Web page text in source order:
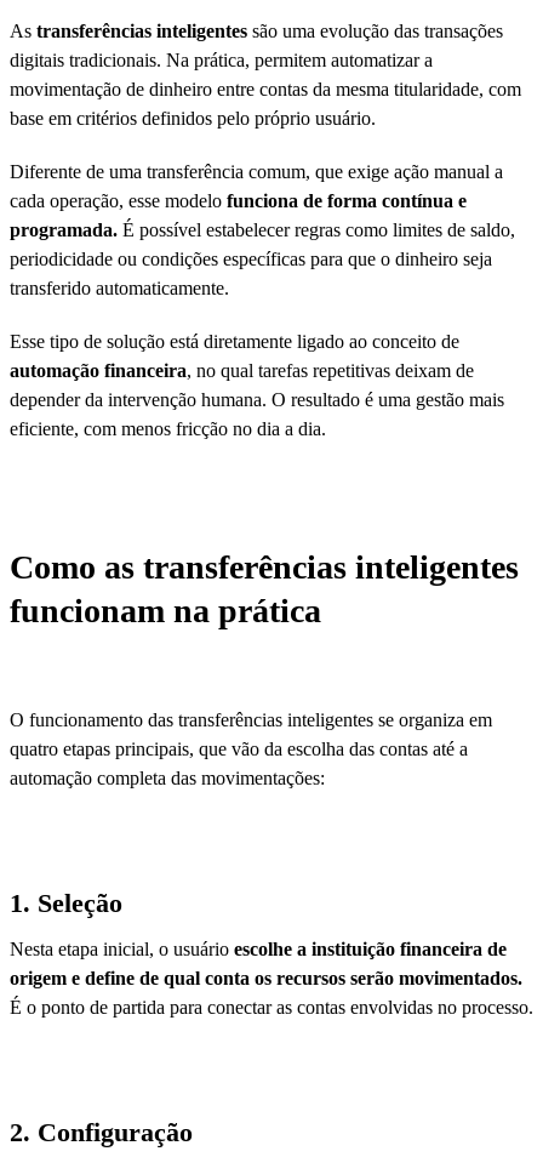
As transferências inteligentes são uma evolução das transações
digitais tradicionais. Na prática, permitem automatizar a
movimentação de dinheiro entre contas da mesma titularidade, com
base em critérios definidos pelo próprio usuário.
Diferente de uma transferência comum, que exige ação manual a
cada operação, esse modelo funciona de forma contínua e
programada. É possível estabelecer regras como limites de saldo,
periodicidade ou condições específicas para que o dinheiro seja
transferido automaticamente.
Esse tipo de solução está diretamente ligado ao conceito de
automação financeira, no qual tarefas repetitivas deixam de
depender da intervenção humana. O resultado é uma gestão mais
eficiente, com menos fricção no dia a dia.
Como as transferências inteligentes
funcionam na prática
O funcionamento das transferências inteligentes se organiza em
quatro etapas principais, que vão da escolha das contas até a
automação completa das movimentações:
1. Seleção
Nesta etapa inicial, o usuário escolhe a instituição financeira de
origem e define de qual conta os recursos serão movimentados.
É o ponto de partida para conectar as contas envolvidas no processo.
2. Configuração